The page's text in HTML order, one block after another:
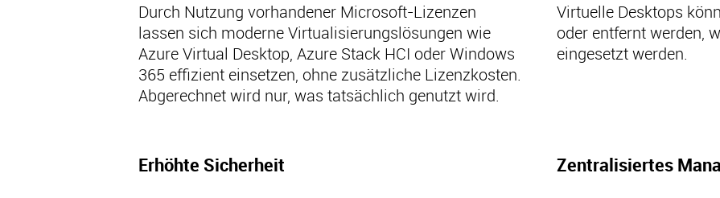
Durch Nutzung vorhandener Microsoft-Lizenzen
lassen sich moderne Virtualisierungslösungen wie
Azure Virtual Desktop, Azure Stack HCI oder Windows
365 effizient einsetzen, ohne zusätzliche Lizenzkosten.
Abgerechnet wird nur, was tatsächlich genutzt wird.
Virtuelle Desktops
oder entfernt werden,
eingesetzt werden.
Erhöhte Sicherheit Zentralisiertes